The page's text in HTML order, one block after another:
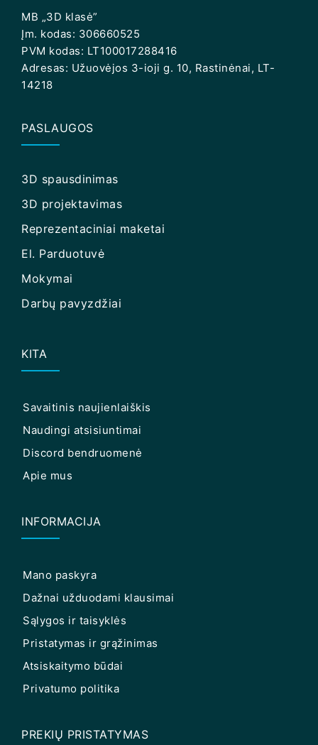
MB „3D klasė”
Įm. kodas: 306660525
PVM kodas: LT100017288416
Adresas: Užuovėjos 3-ioji g. 10, Rastinėnai, LT-
14218
PASLAUGOS
3D spausdinimas
3D projektavimas
Reprezentaciniai maketai
El. Parduotuvė
Mokymai
Darbų pavyzdžiai
KITA
Savaitinis naujienlaiškis
Naudingi atsisiuntimai
Discord bendruomenė
Apie mus
INFORMACIJA
Mano paskyra
Dažnai užduodami klausimai
Sąlygos ir taisyklės
Pristatymas ir grąžinimas
Atsiskaitymo būdai
Privatumo politika
PREKIŲ PRISTATYMAS